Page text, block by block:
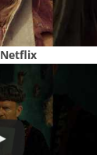
Netflix